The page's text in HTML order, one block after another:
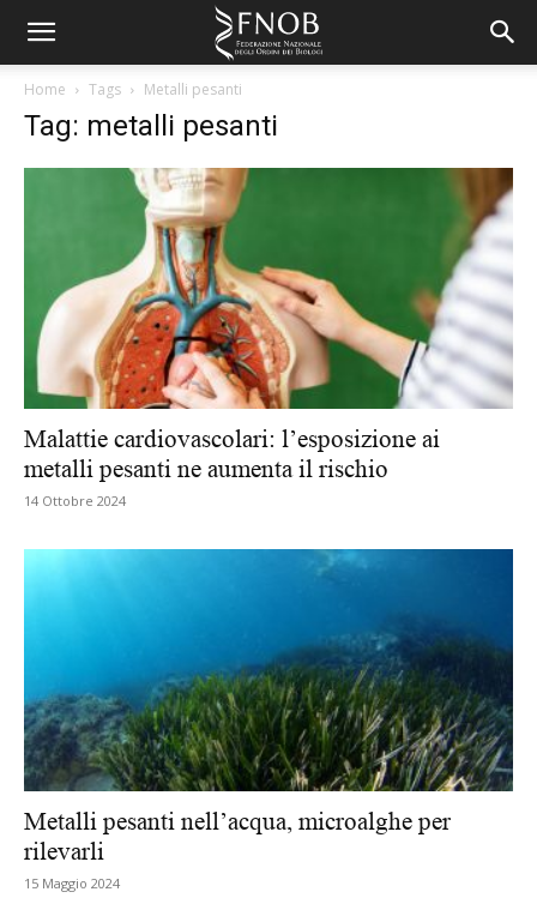
Home Tags Metalli pesanti
Tag: metalli pesanti
Malattie cardiovascolari: l’esposizione ai
metalli pesanti ne aumenta il rischio
14 Ottobre 2024
Metalli pesanti nell’acqua, microalghe per
rilevarli
15 Maggio 2024